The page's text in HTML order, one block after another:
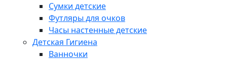
Сумки детские
Футляры для очков
Часы настенные детские
Детская Гигиена
Ванночки